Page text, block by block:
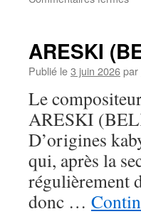
de
ARESKI
Publié le3 juin 2026par
Le
ARESKI
D’origines
qui, après la
régulièrement
donc …